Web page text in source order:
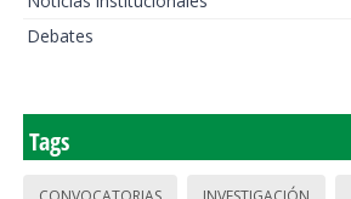
Debates
Tags